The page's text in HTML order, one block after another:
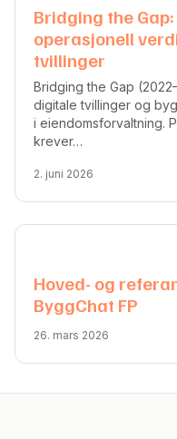
Bridging the
operasjonell
tvillinger
Bridging the Gap
digitale tvillinger og
i eiendomsforvaltning.
krever…
2. juni 2026
Hoved- og
ByggChat FP
26. mars 2026